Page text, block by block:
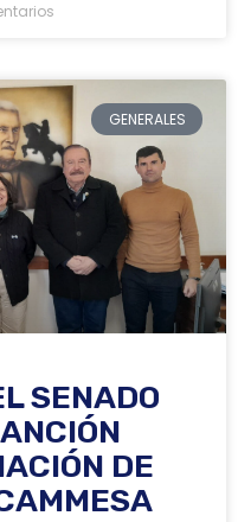
GENERALES
SENADO
DE